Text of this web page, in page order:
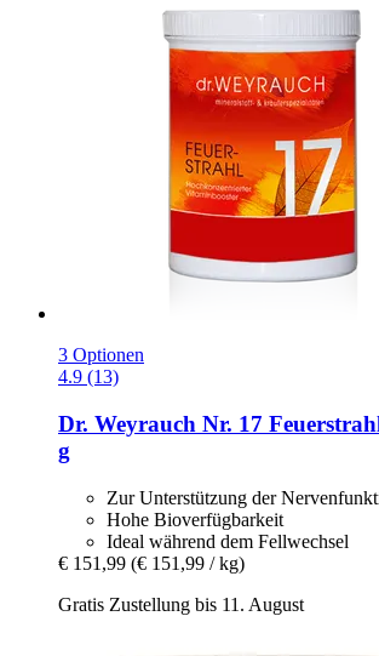
3 Optionen
4.9 (13)
Dr. Weyrauch Nr. 17
g
Zur Unterstützung der
Hohe Bioverfügbarkeit
Ideal während dem Fellwechsel
€ 151,99 (€ 151,99 / kg)
Gratis Zustellung bis 11. August